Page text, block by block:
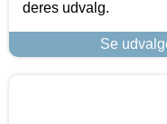
deres udvalg.
Se